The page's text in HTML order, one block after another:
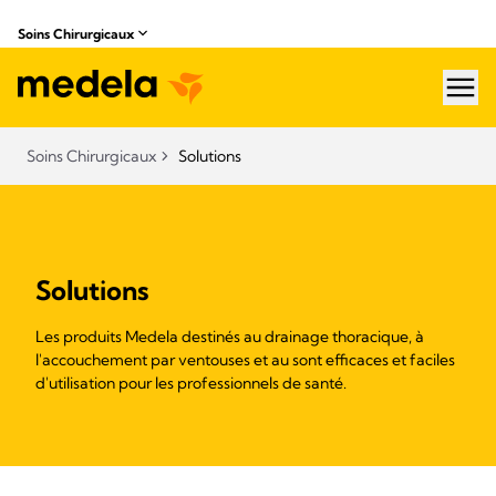
Soins Chirurgicaux
Soins Chirurgicaux Solutions
Solutions
Les produits Medela destinés au drainage thoracique, à
l'accouchement par ventouses et au sont efficaces et faciles
d'utilisation pour les professionnels de santé.